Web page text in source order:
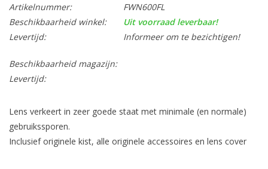
Artikelnummer:
FWN600FL
Beschikbaarheid winkel:
Uit voorraad leverbaar!
Levertijd:
Informeer om te bezichtigen!
Beschikbaarheid magazijn:
Levertijd:
Lens verkeert in zeer goede staat met minimale (en normale)
gebruikssporen.
Inclusief originele kist, alle originele accessoires en lens cover